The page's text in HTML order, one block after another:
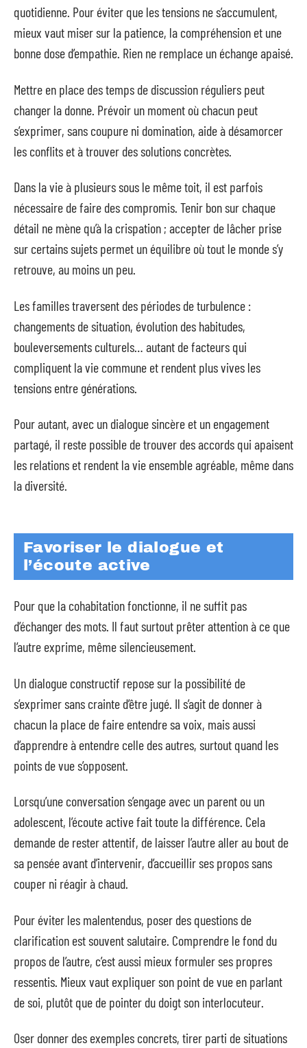
quotidienne. Pour éviter que les tensions ne s’accumulent,
mieux vaut miser sur la patience, la compréhension et une
bonne dose d’empathie. Rien ne remplace un échange apaisé.
Mettre en place des temps de discussion réguliers peut
changer la donne. Prévoir un moment où chacun peut
s’exprimer, sans coupure ni domination, aide à désamorcer
les conflits et à trouver des solutions concrètes.
Dans la vie à plusieurs sous le même toit, il est parfois
nécessaire de faire des compromis. Tenir bon sur chaque
détail ne mène qu’à la crispation ; accepter de lâcher prise
sur certains sujets permet un équilibre où tout le monde s’y
retrouve, au moins un peu.
Les familles traversent des périodes de turbulence :
changements de situation, évolution des habitudes,
bouleversements culturels… autant de facteurs qui
compliquent la vie commune et rendent plus vives les
tensions entre générations.
Pour autant, avec un dialogue sincère et un engagement
partagé, il reste possible de trouver des accords qui apaisent
les relations et rendent la vie ensemble agréable, même dans
la diversité.
Favoriser le dialogue et
l’écoute active
Pour que la cohabitation fonctionne, il ne suffit pas
d’échanger des mots. Il faut surtout prêter attention à ce que
l’autre exprime, même silencieusement.
Un dialogue constructif repose sur la possibilité de
s’exprimer sans crainte d’être jugé. Il s’agit de donner à
chacun la place de faire entendre sa voix, mais aussi
d’apprendre à entendre celle des autres, surtout quand les
points de vue s’opposent.
Lorsqu’une conversation s’engage avec un parent ou un
adolescent, l’écoute active fait toute la différence. Cela
demande de rester attentif, de laisser l’autre aller au bout de
sa pensée avant d’intervenir, d’accueillir ses propos sans
couper ni réagir à chaud.
Pour éviter les malentendus, poser des questions de
clarification est souvent salutaire. Comprendre le fond du
propos de l’autre, c’est aussi mieux formuler ses propres
ressentis. Mieux vaut expliquer son point de vue en parlant
de soi, plutôt que de pointer du doigt son interlocuteur.
Oser donner des exemples concrets, tirer parti de situations